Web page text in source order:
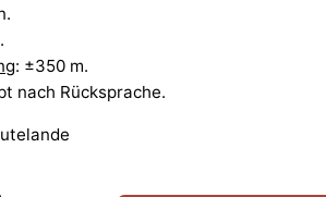
: ±350 m.
nach Rücksprache.